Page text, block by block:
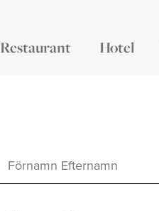
Restaurant Hotel